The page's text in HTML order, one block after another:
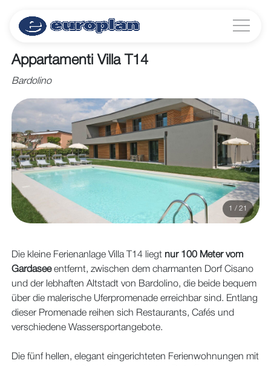
Appartamenti Villa T14
Bardolino
1 / 21
Die kleine Ferienanlage Villa T14 liegt nur 100 Meter vom
Gardaseeentfernt, zwischen dem charmanten Dorf Cisano
und der lebhaften Altstadt von Bardolino, die beide bequem
über die malerische Uferpromenade erreichbar sind. Entlang
dieser Promenade reihen sich Restaurants, Cafés und
verschiedene Wassersportangebote.
Die fünf hellen, elegant eingerichteten Ferienwohnungen mit